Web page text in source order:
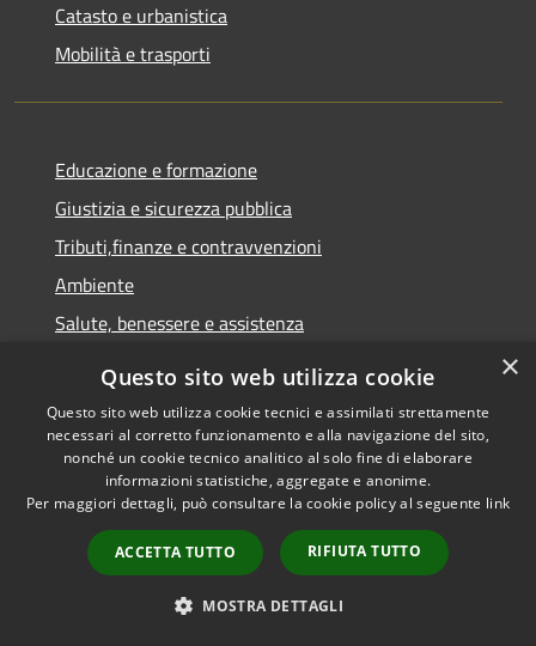
Catasto e urbanistica
Mobilità e trasporti
Educazione e formazione
Giustizia e sicurezza pubblica
Tributi,finanze e contravvenzioni
Ambiente
Salute, benessere e assistenza
NOVITÀ
Notizie
Comunicati
Avvisi
×
Questo sito web utilizza cookie
Questo sito web utilizza cookie tecnici e assimilati strettamente
necessari al corretto funzionamento e alla navigazione del sito,
nonché un cookie tecnico analitico al solo fine di elaborare
informazioni statistiche, aggregate e anonime.
Per maggiori dettagli, può consultare la cookie policy al seguente link
ACCETTA TUTTO RIFIUTA TUTTO
MOSTRA DETTAGLI